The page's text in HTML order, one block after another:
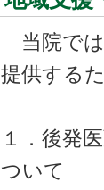
当院では
提供する
１．後発
ついて